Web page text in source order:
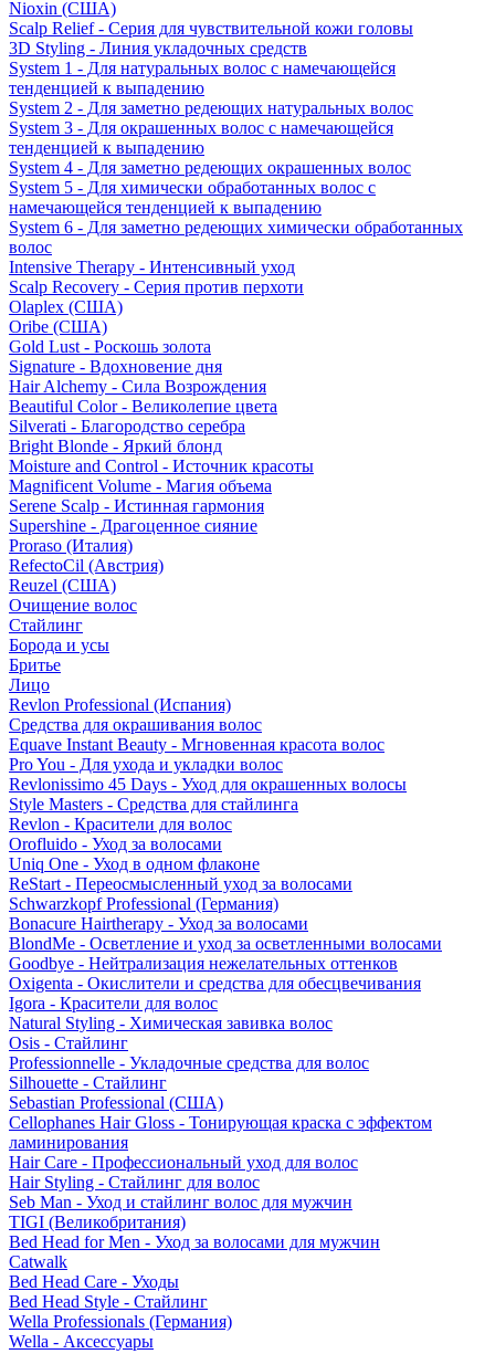
Nioxin (США)
Scalp Relief - Серия для чувствительной кожи головы
3D Styling - Линия укладочных средств
System 1 - Для натуральных волос с намечающейся
тенденцией к выпадению
System 2 - Для заметно редеющих натуральных волос
System 3 - Для окрашенных волос с намечающейся
тенденцией к выпадению
System 4 - Для заметно редеющих окрашенных волос
System 5 - Для химически обработанных волос с
намечающейся тенденцией к выпадению
System 6 - Для заметно редеющих химически обработанных
волос
Intensive Therapy - Интенсивный уход
Scalp Recovery - Серия против перхоти
Olaplex (США)
Oribe (США)
Gold Lust - Роскошь золота
Signature - Вдохновение дня
Hair Alchemy - Сила Возрождения
Beautiful Color - Великолепие цвета
Silverati - Благородство серебра
Bright Blonde - Яркий блонд
Moisture and Control - Источник красоты
Magnificent Volume - Магия объема
Serene Scalp - Истинная гармония
Supershine - Драгоценное сияние
Proraso (Италия)
RefectoCil (Австрия)
Reuzel (США)
Очищение волос
Стайлинг
Борода и усы
Бритье
Лицо
Revlon Professional (Испания)
Средства для окрашивания волос
Equave Instant Beauty - Мгновенная красота волос
Pro You - Для ухода и укладки волос
Revlonissimo 45 Days - Уход для окрашенных волосы
Style Masters - Средства для стайлинга
Revlon - Красители для волос
Orofluido - Уход за волосами
Uniq One - Уход в одном флаконе
ReStart - Переосмысленный уход за волосами
Schwarzkopf Professional (Германия)
Bonacure Hairtherapy - Уход за волосами
BlondMe - Осветление и уход за осветленными волосами
Goodbye - Нейтрализация нежелательных оттенков
Oxigenta - Окислители и средства для обесцвечивания
Igora - Красители для волос
Natural Styling - Химическая завивка волос
Osis - Стайлинг
Professionnelle - Укладочные средства для волос
Silhouette - Стайлинг
Sebastian Professional (США)
Cellophanes Hair Gloss - Тонирующая краска с эффектом
ламинирования
Hair Care - Профессиональный уход для волос
Hair Styling - Стайлинг для волос
Seb Man - Уход и стайлинг волос для мужчин
TIGI (Великобритания)
Bed Head for Men - Уход за волосами для мужчин
Catwalk
Bed Head Care - Уходы
Bed Head Style - Стайлинг
Wella Professionals (Германия)
Wella - Аксессуары